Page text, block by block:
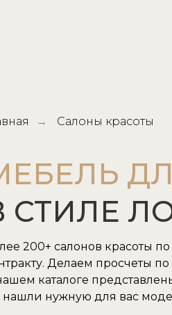
→ Салоны красоты
СТИЛЕ
200+ салонов красоты
Делаем просчеты
каталоге
нашли нужную для вас